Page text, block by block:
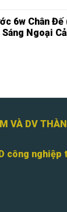
6w Chân Đế
Ngoại
VÀ DV
công nghiệp